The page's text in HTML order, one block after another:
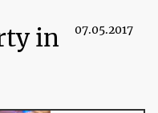
07.05.2017
in